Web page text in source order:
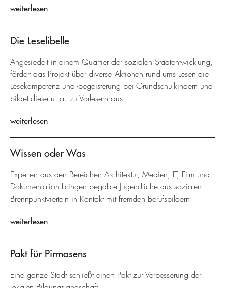
weiterlesen
Die Leselibelle
Angesiedelt in einem Quartier der sozialen Stadtentwicklung,
fördert das Projekt über diverse Aktionen rund ums Lesen die
Lesekompetenz und -begeisterung bei Grundschulkindern und
bildet diese u. a. zu Vorlesern aus.
weiterlesen
Wissen oder Was
Experten aus den Bereichen Architektur, Medien, IT, Film und
Dokumentation bringen begabte Jugendliche aus sozialen
Brennpunktvierteln in Kontakt mit fremden Berufsbildern.
weiterlesen
Pakt für Pirmasens
Eine ganze Stadt schließt einen Pakt zur Verbesserung der